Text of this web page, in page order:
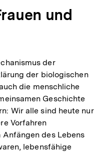
und
der
der biologischen
die menschliche
Geschichte
Wir alle sind heute nur
Vorfahren
Anfängen des Lebens
lebensfähige